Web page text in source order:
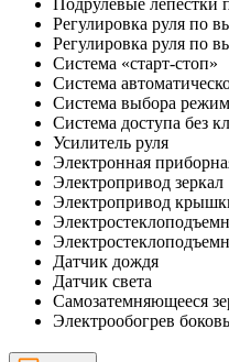
Подрулевые лепестки
Регулировка руля по
Регулировка руля по
Система «старт-стоп»
Система
Система выбора
Система доступа без
Усилитель руля
Электронная
Электропривод зеркал
Электропривод
Датчик дождя
Датчик света
Самозатемняющееся
Электрообогрев